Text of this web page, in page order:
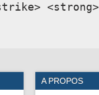
<strong>
A PROPOS